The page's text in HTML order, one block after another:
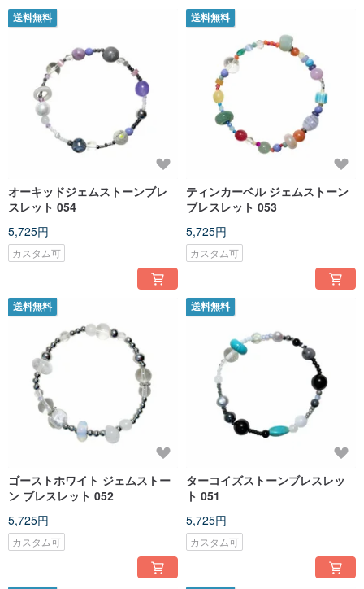
送料無料
オーキッドジェムストーンブレ
スレット 054
5,725円
カスタム可
送料無料
ティンカーベル ジェムストーン
ブレスレット 053
5,725円
カスタム可
送料無料
ゴーストホワイト ジェムストー
ン ブレスレット 052
5,725円
カスタム可
送料無料
ターコイズストーンブレスレッ
ト 051
5,725円
カスタム可